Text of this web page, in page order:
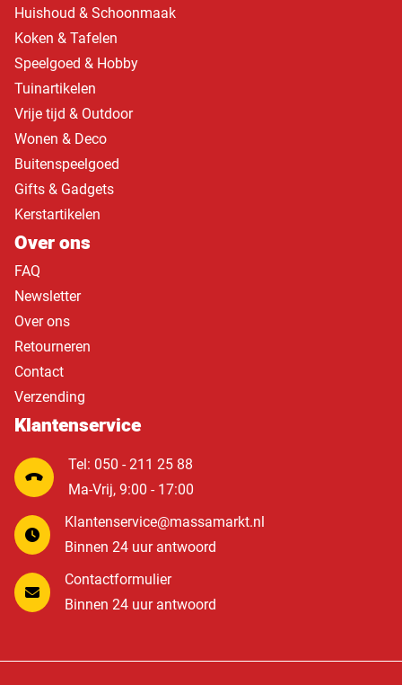
Huishoud & Schoonmaak
Koken & Tafelen
Speelgoed & Hobby
Tuinartikelen
Vrije tijd & Outdoor
Wonen & Deco
Buitenspeelgoed
Gifts & Gadgets
Kerstartikelen
Over ons
FAQ
Newsletter
Over ons
Retourneren
Contact
Verzending
Klantenservice
Tel: 050 - 211 25 88
Ma-Vrij, 9:00 - 17:00
Klantenservice@massamarkt.nl
Binnen 24 uur antwoord
Contactformulier
Binnen 24 uur antwoord